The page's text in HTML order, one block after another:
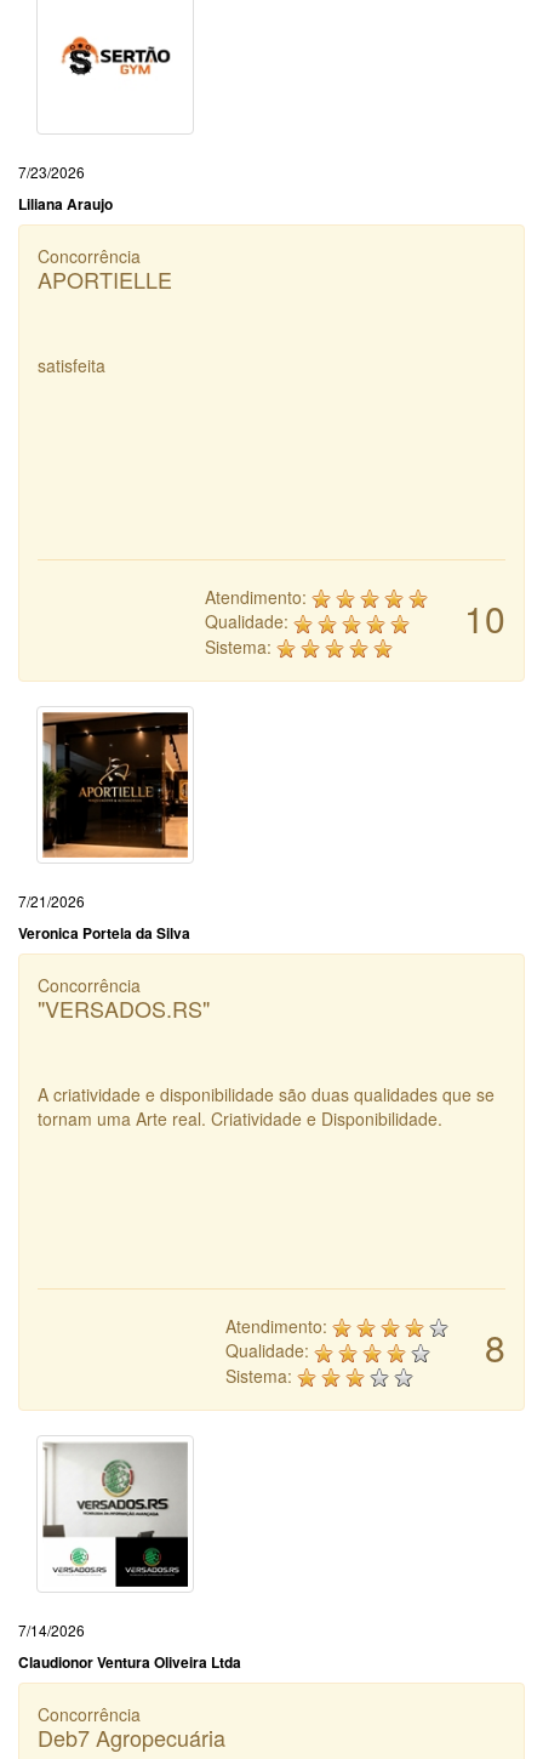
7/23/2026
Liliana Araujo
Concorrência
APORTIELLE
satisfeita
10
Atendimento:
Qualidade:
Sistema:
7/21/2026
Veronica Portela da Silva
Concorrência
"VERSADOS.RS"
A criatividade e disponibilidade são duas qualidades que se
tornam uma Arte real. Criatividade e Disponibilidade.
8
Atendimento:
Qualidade:
Sistema:
7/14/2026
Claudionor Ventura Oliveira Ltda
Concorrência
Deb7 Agropecuária